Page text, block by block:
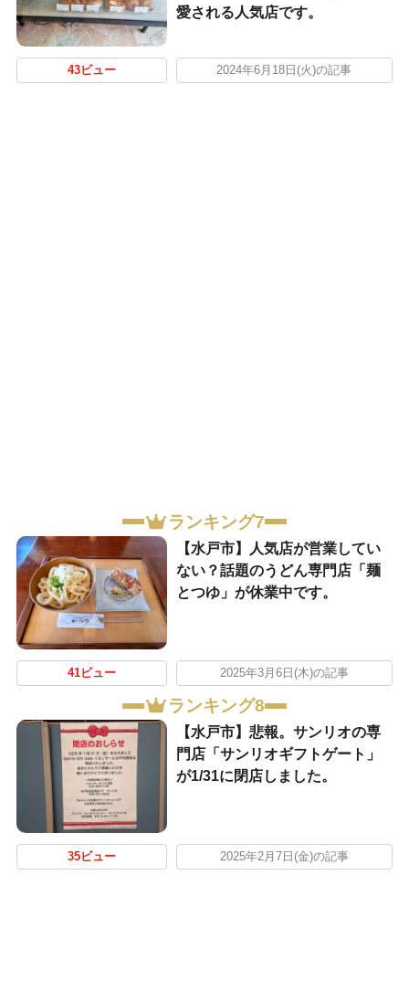
愛される人気店です。
43ビュー 2024年6月18日(火)の記事
ランキング7
【水戸市】人気店が営業してい
ない？話題のうどん専門店「麺
とつゆ」が休業中です。
41ビュー 2025年3月6日(木)の記事
ランキング8
【水戸市】悲報。サンリオの専
門店「サンリオギフトゲート」
が1/31に閉店しました。
35ビュー 2025年2月7日(金)の記事